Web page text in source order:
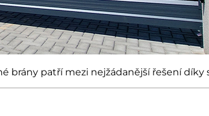
brány patří mezi nejžádanější řešení